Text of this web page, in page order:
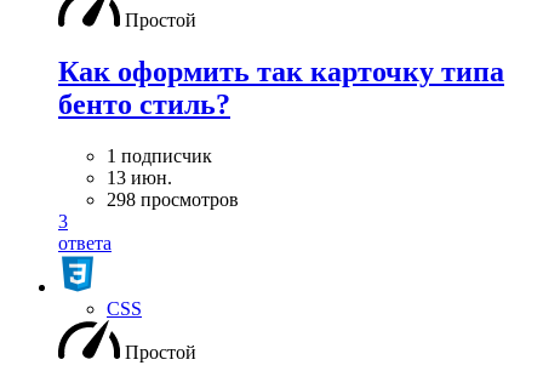
Простой
Как оформить так карточку типа
бенто стиль?
1 подписчик
13 июн.
298 просмотров
3
ответа
CSS
Простой